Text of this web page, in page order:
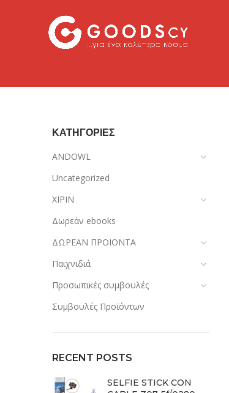
ΚΑΤΗΓΟΡΙΕΣ
ANDOWL
Uncategorized
XIPIN
Δωρεάν ebooks
ΔΩΡΕΑΝ ΠΡΟΙΟΝΤΑ
Παιχνιδιά
Προσωπικές συμβουλές
Συμβουλές Προϊόντων
RECENT POSTS
SELFIE STICK CON